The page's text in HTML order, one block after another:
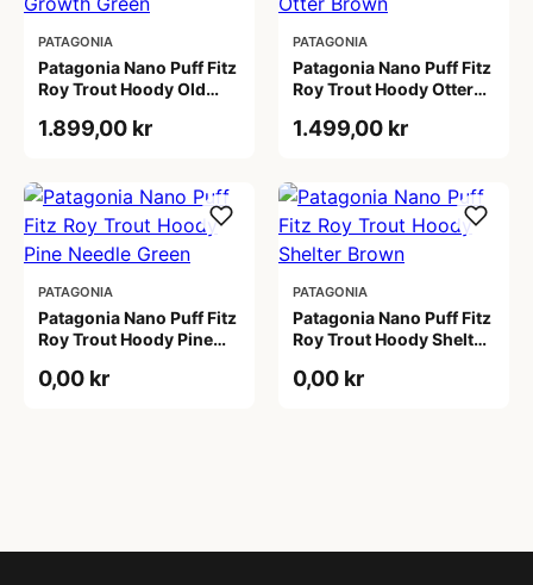
PATAGONIA
Patagonia Nano Puff Fitz
Roy Trout Hoody Old
1.899,00 kr
PATAGONIA
Patagonia Nano Puff Fitz
Roy Trout Hoody Otter
1.499,00 kr
PATAGONIA
Patagonia Nano Puff Fitz
Roy Trout Hoody Pine
0,00 kr
PATAGONIA
Patagonia Nano Puff Fitz
Roy Trout Hoody Shelter
0,00 kr